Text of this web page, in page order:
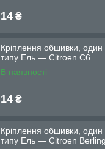
14 ₴
Кріплення обшивки, один
типу Ель — Citroen C6
В наявності
14 ₴
Кріплення обшивки, один
типу Ель — Citroen